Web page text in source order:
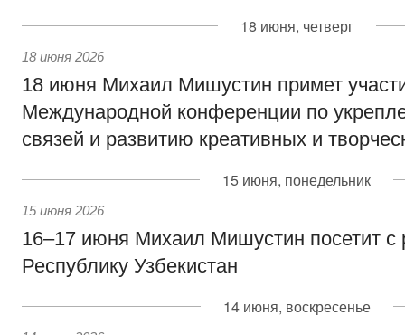
18 июня, четверг
18 июня 2026
18 июня Михаил Мишустин примет
Международной конференции по
связей и развитию креативных и
15 июня, понедельник
15 июня 2026
16–17 июня Михаил Мишустин посетит с
Республику Узбекистан
14 июня, воскресенье